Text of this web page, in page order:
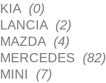
KIA (0)
LANCIA (2)
MAZDA (4)
MERCEDES (82)
MINI (7)